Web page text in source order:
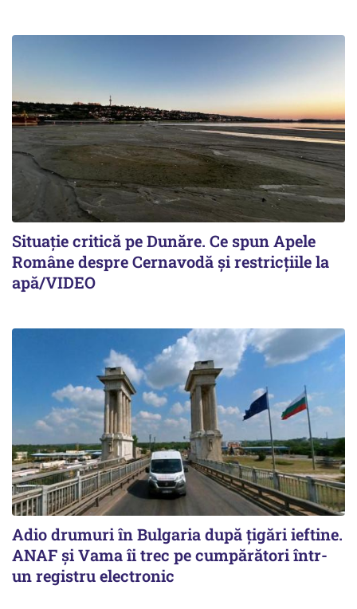
Situație critică pe Dunăre. Ce spun Apele
Române despre Cernavodă și restricțiile la
apă/VIDEO
Adio drumuri în Bulgaria după țigări ieftine.
ANAF și Vama îi trec pe cumpărători într-
un registru electronic